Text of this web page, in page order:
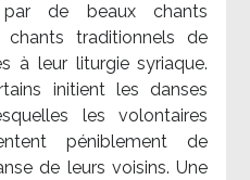
de beaux chants
chants traditionnels de
à leur liturgie syriaque.
initient les danses
les volontaires
péniblement de
de leurs voisins. Une